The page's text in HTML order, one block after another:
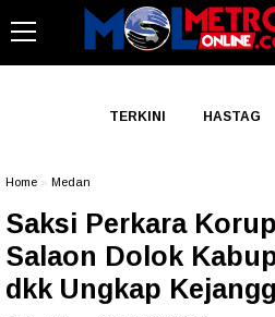
TERKINI HASTAG
Home Medan
Saksi Perkara
Salaon Dolok
dkk Ungkap